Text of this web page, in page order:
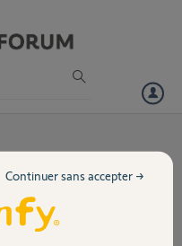
oximo rts 6/17
à tous,
changer deux moteurs
Continuer sans accepter →